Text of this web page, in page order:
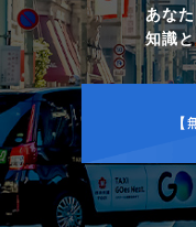
あな
知識